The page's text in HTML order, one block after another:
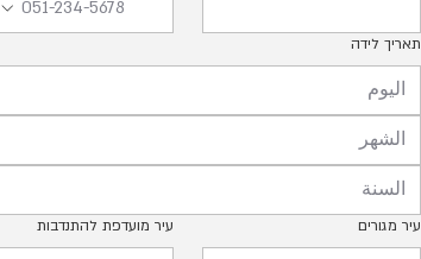
תאריך לידה
الشهر
עיר מגורים עיר מועדפת להתנדבות